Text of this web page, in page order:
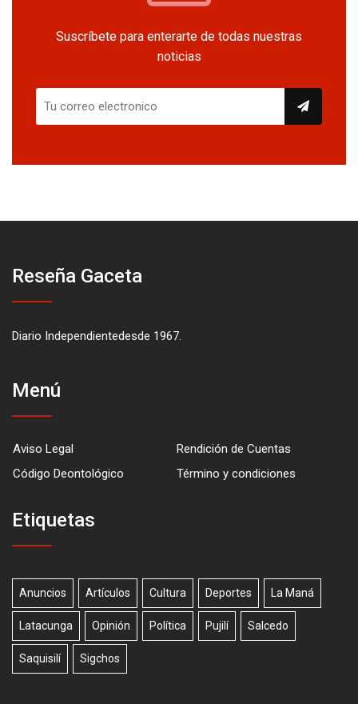
Suscríbete para enterarte de todas nuestras
noticias
Reseña Gaceta
Diario Independientedesde 1967.
Menú
Aviso Legal
Rendición de Cuentas
Código Deontológico
Término y condiciones
Etiquetas
Anuncios Artículos Cultura Deportes La Maná
Latacunga Opinión Política Pujilí Salcedo
Saquisilí Sigchos